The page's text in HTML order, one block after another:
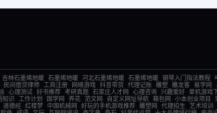
吉林石墨烯地暖 石墨烯地暖 河北石墨烯地暖 石墨烯地暖 钢琴入门指法教程
民间借贷律师 工商注册 网络游戏 抖音带货 代理记账 雕塑 雕龙客 易学网
心理测试 好书推荐 考研真题 石家庄人才网 心理咨询 兴趣爱好 单机游戏
知识 工作计划 国学网 养花 范文网 自定义网址导航 箱包网 小本创业项目
道德经 红楼梦 中国机械网 好玩的手机游戏推荐 雕塑网 代理招生 艺术培训